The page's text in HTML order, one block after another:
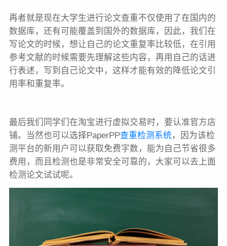
再者就是现在大学生进行论文查重不仅使用了在国内的
数据库，还有可能覆盖到国外的数据库，因此，我们在
写论文的时候，想让自己的论文重复率比较低，在引用
参考文献的时候需要先理解这些内容，再用自己的话进
行表述，写到自己论文中，这样才能有效的降低论文引
用率和重复率。
最后我们同学们在淘宝进行虚拟交易时，要认准官方店
铺。当然也可以选择PaperPP查重检测系统 ，因为该检
测平台的新用户可以获取免费字数，能为自己节省很多
费用，而且检测也是非常安全可靠的，大家可以去上面
检测论文试试呢。